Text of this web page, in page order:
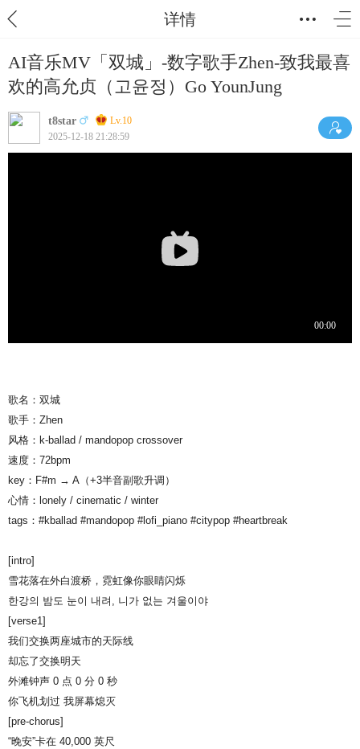
详情
AI音乐MV「双城」-数字歌手Zhen-致我最喜
欢的高允贞（고윤정）Go YounJung
t8star
Lv.10
2025-12-18 21:28:59
歌名：双城
歌手：Zhen
风格：k-ballad / mandopop crossover
速度：72bpm
key：F#m → A（+3半音副歌升调）
心情：lonely / cinematic / winter
tags：#kballad #mandopop #lofi_piano #citypop #heartbreak
[intro]
雪花落在外白渡桥，霓虹像你眼睛闪烁
한강의 밤도 눈이 내려, 니가 없는 겨울이야
[verse1]
我们交换两座城市的天际线
却忘了交换明天
外滩钟声 0 点 0 分 0 秒
你飞机划过 我屏幕熄灭
[pre-chorus]
“晚安”卡在 40,000 英尺